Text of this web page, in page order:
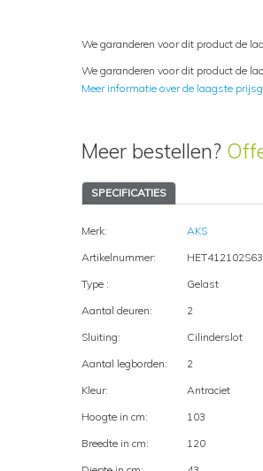
We garanderen voor dit product de
We garanderen voor dit product de
Meer informatie over de laagste
Meer bestellen?
SPECIFICATIES
Merk:
AKS
Artikelnummer:
Type :
Gelast
Aantal deuren:
2
Sluiting:
Cilinderslot
Aantal legborden:
2
Kleur:
Antraciet
Hoogte in cm:
103
Breedte in cm:
120